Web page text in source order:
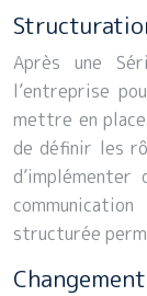
Après une
l’entreprise
mettre en
de définir les
structurée